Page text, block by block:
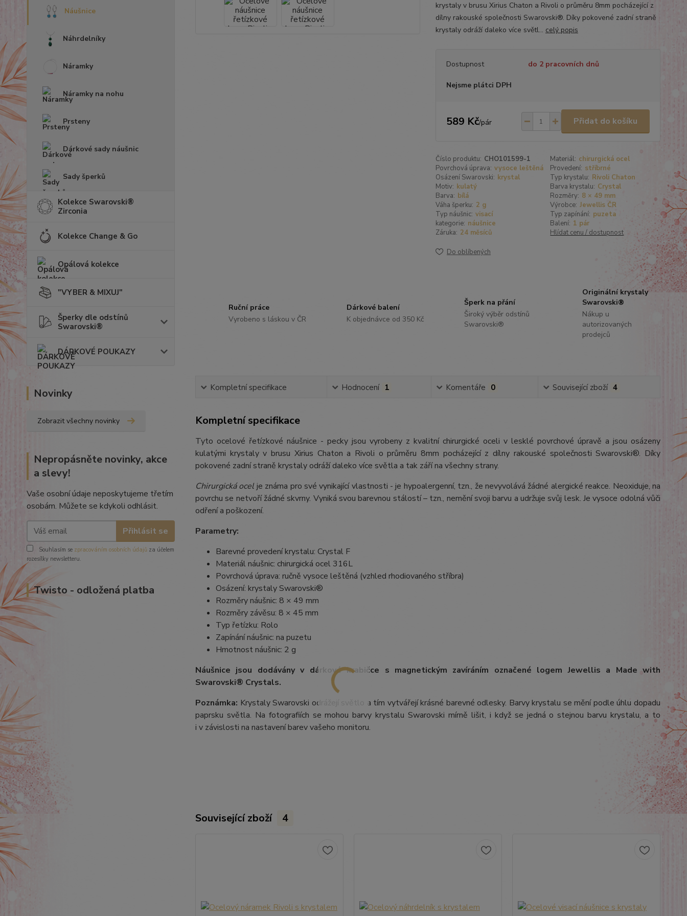
Náušnice
Náhrdelníky
Náramky
Náramky na nohu
Prsteny
Dárkové sady náušnic
Sady šperků
Kolekce Swarovski®
Zirconia
Kolekce Change & Go
Opálová kolekce
"VYBER & MIXUJ"
Šperky dle odstínů
Swarovski®
DÁRKOVÉ POUKAZY
Novinky
Zobrazit všechny novinky
Nepropásněte novinky, akce
a slevy!
Vaše osobní údaje neposkytujeme třetím
osobám. Můžete se kdykoli odhlásit.
Přihlásit se
Souhlasím se zpracováním osobních údajů za účelem
rozesílky newsletteru.
Twisto - odložená platba
krystaly v brusu Xirius Chaton a Rivoli o průměru 8mm pocházející z
dílny rakouské společnosti Swarovski®. Díky pokovené zadní straně
krystaly odráží daleko více světl... celý popis
Dostupnost do 2 pracovních dnů
Nejsme plátci DPH
589 Kč/pár Přidat do košíku
Číslo produktu: CHO101599-1 Materiál: chirurgická ocel
Povrchová úprava: vysoce leštěná Provedení: stříbrné
Osázení Swarovski: krystal Typ krystalu: Rivoli Chaton
Motiv: kulatý Barva krystalu: Crystal
Barva: bílá Rozměry: 8 × 49 mm
Váha šperku: 2 g Výrobce: Jewellis ČR
Typ náušnic: visací Typ zapínání: puzeta
kategorie: náušnice Balení: 1 pár
Záruka: 24 měsíců Hlídat cenu / dostupnost
Do oblíbených
Ruční práce
Vyrobeno s láskou v ČR
Dárkové balení
K objednávce od 350 Kč
Šperk na přání
Široký výběr odstínů
Swarovski®
Originální krystaly
Swarovski®
Nákup u
autorizovaných
prodejců
Kompletní specifikace Hodnocení 1 Komentáře 0 Související zboží 4
Kompletní specifikace
Tyto ocelové řetízkové náušnice - pecky jsou vyrobeny z kvalitní chirurgické oceli v lesklé povrchové úpravě a jsou osázeny
kulatými krystaly v brusu Xirius Chaton a Rivoli o průměru 8mm pocházející z dílny rakouské společnosti Swarovski®. Díky
pokovené zadní straně krystaly odráží daleko více světla a tak září na všechny strany.
Chirurgická ocel je známa pro své vynikající vlastnosti - je hypoalergenní, tzn., že nevyvolává žádné alergické reakce. Neoxiduje, na
povrchu se netvoří žádné skvrny. Vyniká svou barevnou stálostí – tzn., nemění svoji barvu a udržuje svůj lesk. Je vysoce odolná vůči
odření a poškození.
Parametry:
Barevné provedení krystalu: Crystal F
Materiál náušnic: chirurgická ocel 316L
Povrchová úprava: ručně vysoce leštěná (vzhled rhodiovaného stříbra)
Osázení: krystaly Swarovski®
Rozměry náušnic: 8 × 49 mm
Rozměry závěsu: 8 × 45 mm
Typ řetízku: Rolo
Zapínání náušnic: na puzetu
Hmotnost náušnic: 2 g
Náušnice jsou dodávány v dárkové krabičce s magnetickým zavíráním označené logem Jewellis a Made with
Swarovski® Crystals.
Poznámka: Krystaly Swarovski odrážejí světlo a tím vytvářejí krásné barevné odlesky. Barvy krystalu se mění podle úhlu dopadu
paprsku světla. Na fotografiích se mohou barvy krystalu Swarovski mírně lišit, i když se jedná o stejnou barvu krystalu, a to
i v závislosti na nastavení barev vašeho monitoru.
Související zboží 4